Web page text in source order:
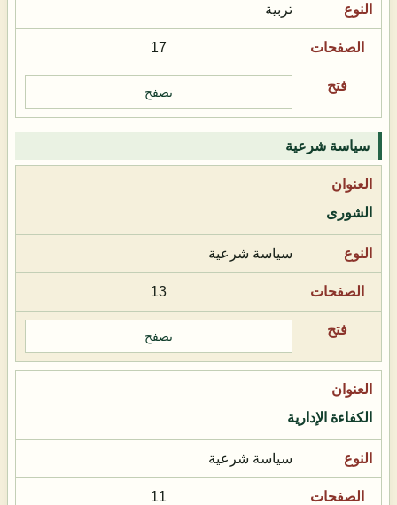
تربية
17
تصفح
سياسة شرعية
الشورى
سياسة شرعية
13
تصفح
الكفاءة الإدارية
سياسة شرعية
11